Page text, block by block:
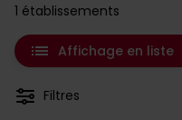
1 établissements
list Affichage en liste
Filtres